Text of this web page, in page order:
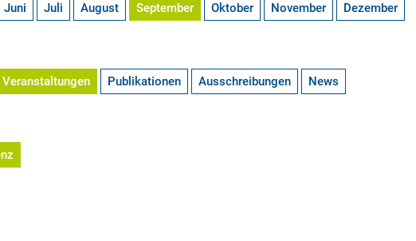
Juni Juli August September Oktober November Dezember
Veranstaltungen Publikationen Ausschreibungen News